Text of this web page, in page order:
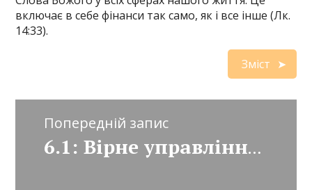
включає в себе фінанси так само, як і все інше (Лк.
14:33).
Зміст
Попередній запис
6.1: Вірне управління: біблійний погляд